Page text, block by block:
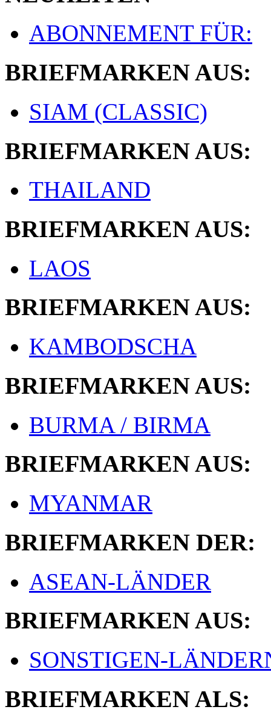
ABONNEMENT FÜR:
BRIEFMARKEN AUS:
SIAM (CLASSIC)
BRIEFMARKEN AUS:
THAILAND
BRIEFMARKEN AUS:
LAOS
BRIEFMARKEN AUS:
KAMBODSCHA
BRIEFMARKEN AUS:
BURMA / BIRMA
BRIEFMARKEN AUS:
MYANMAR
BRIEFMARKEN DER:
ASEAN-LÄNDER
BRIEFMARKEN AUS:
SONSTIGEN-
BRIEFMARKEN ALS: